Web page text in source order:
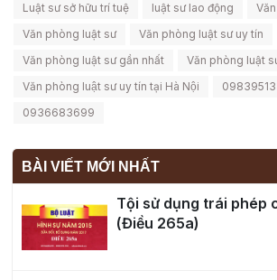
Luật sư sở hữu trí tuệ
luật sư lao động
Văn phòng luật sư
Văn phòng luật sư uy tín
Văn phòng luật sư gần nhất
Văn phòng luật
Văn phòng luật sư uy tín tại Hà Nội
0936683699
BÀI VIẾT MỚI NHẤT
Tội sử dụng trái phép
(Điều 265a)